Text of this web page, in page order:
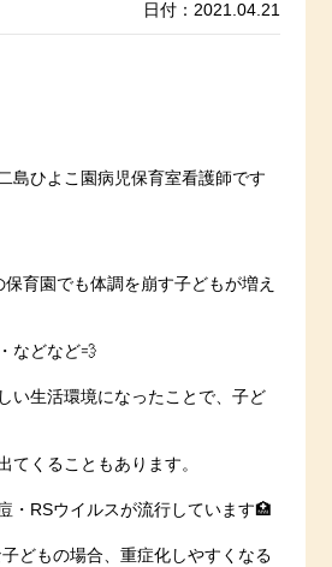
日付：2021.04.21
島ひよこ園病児保育室看護師です
育園でも体調を崩す子どもが増え
などなど💨
い生活環境になったことで、子ど
てくることもあります。
・RSウイルスが流行しています🏥
どもの場合、重症化しやすくなる